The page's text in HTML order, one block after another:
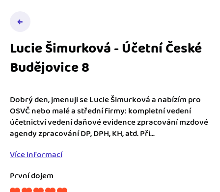
Správa kontaktů
Hlídání cashflow
Spolupráce s účetní
Propojení na další systémy
Spřátelené účetní
Katalog doplňků
Nápověda
Jak začít podnikat
Jak se vyznat ve fakturaci
Blog
mini akademie
Šablony faktur
Šablona pro plátce DPH
Šablona pro neplátce DPH
Registrovat ZDARMA
Lucie Šimurková - Účetní České
Budějovice 8
Dobrý den, jmenuji se Lucie Šimurková a nabízím pro
OSVČ nebo malé a střední firmy: kompletní vedení
účetnictví vedení daňové evidence zpracování mzdové
agendy zpracování DP, DPH, KH, atd. Při...
Více informací
První dojem